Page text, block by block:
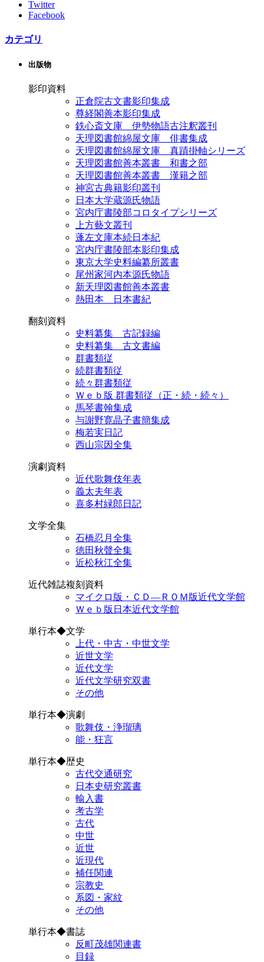
Twitter
Facebook
カテゴリ
出版物
影印資料
正倉院古文書影印集成
尊経閣善本影印集成
鉄心斎文庫 伊勢物語古注釈叢刊
天理図書館綿屋文庫 俳書集成
天理図書館綿屋文庫 真蹟掛軸シリーズ
天理図書館善本叢書 和書之部
天理図書館善本叢書 漢籍之部
神宮古典籍影印叢刊
日本大学蔵源氏物語
宮内庁書陵部コロタイプシリーズ
上方藝文叢刊
蓬左文庫本続日本紀
宮内庁書陵部本影印集成
東京大学史料編纂所叢書
尾州家河内本源氏物語
新天理図書館善本叢書
熱田本 日本書紀
翻刻資料
史料纂集 古記録編
史料纂集 古文書編
群書類従
続群書類従
続々群書類従
Ｗｅｂ版 群書類従（正・続・続々）
馬琴書翰集成
与謝野寛晶子書簡集成
梅若実日記
西山宗因全集
演劇資料
近代歌舞伎年表
義太夫年表
喜多村緑郎日記
文学全集
石橋忍月全集
徳田秋聲全集
近松秋江全集
近代雑誌複刻資料
マイクロ版・ＣＤ―ＲＯＭ版近代文学館
Ｗｅｂ版日本近代文学館
単行本◆文学
上代・中古・中世文学
近世文学
近代文学
近代文学研究双書
その他
単行本◆演劇
歌舞伎・浄瑠璃
能・狂言
単行本◆歴史
古代交通研究
日本史研究叢書
輸入書
考古学
古代
中世
近世
近現代
補任関連
宗教史
系図・家紋
その他
単行本◆書誌
反町茂雄関連書
目録